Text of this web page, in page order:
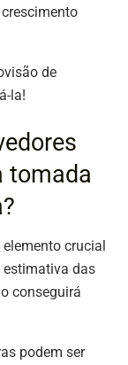
de
la!
tomada
crucial
estimativa das
conseguirá
podem ser